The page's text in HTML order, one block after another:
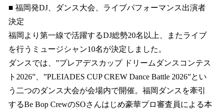
■ 福岡発DJ、ダンス大会、ライブパフォーマンス出演者
決定
福岡より第一線で活躍するDJ総勢20名以上、またライブ
を行うミュージシャン10名が決定しました。
ダンスでは、”プレアデスカップ ドリームダンスコンテス
ト2026”、”PLEIADES CUP CREW Dance Battle 2026”とい
う二つのダンス大会が会場内で開催。福岡ダンスを牽引
するBe Bop CrewのSOさんはじめ豪華プロ審査員による本